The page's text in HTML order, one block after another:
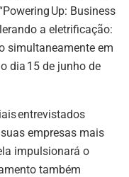
Up: Business
a eletrificação:
simultaneamente em
dia 15 de junho de
entrevistados
empresas mais
impulsionará o
também